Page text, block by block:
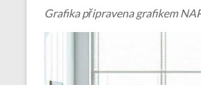
Grafika připravena grafikem